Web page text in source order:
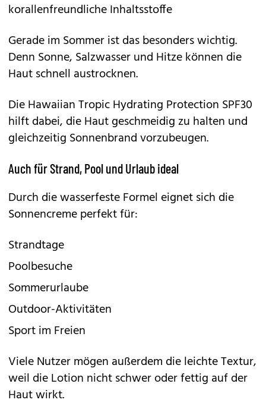
korallenfreundliche Inhaltsstoffe
Gerade im Sommer ist das besonders wichtig.
Denn Sonne, Salzwasser und Hitze können die
Haut schnell austrocknen.
DieHawaiian Tropic Hydrating Protection SPF30
hilft dabei, die Haut geschmeidig zu halten und
gleichzeitig Sonnenbrand vorzubeugen.
Auch für Strand, Pool und Urlaub ideal
Durch die wasserfeste Formel eignet sich die
Sonnencreme perfekt für:
Strandtage
Poolbesuche
Sommerurlaube
Outdoor-Aktivitäten
Sport im Freien
Viele Nutzer mögen außerdem die leichte Textur,
weil die Lotion nicht schwer oder fettig auf der
Haut wirkt.